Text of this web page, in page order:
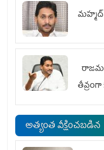
అత్యంత వీక్షించబడిన